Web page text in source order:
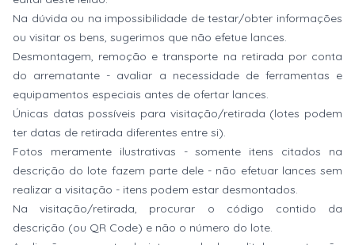
Na dúvida ou na impossibilidade de testar/obter informações
ou visitar os bens, sugerimos que não efetue lances.
Desmontagem, remoção e transporte na retirada por conta
do arrematante - avaliar a necessidade de ferramentas e
equipamentos especiais antes de ofertar lances.
Únicas datas possíveis para visitação/retirada (lotes podem
ter datas de retirada diferentes entre si).
Fotos meramente ilustrativas - somente itens citados na
descrição do lote fazem parte dele - não efetuar lances sem
realizar a visitação - itens podem estar desmontados.
Na visitação/retirada, procurar o código contido da
descrição (ou QR Code) e não o número do lote.